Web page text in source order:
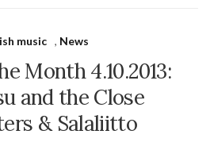
music , News
Month 4.10.2013:
and the Close
& Salaliitto